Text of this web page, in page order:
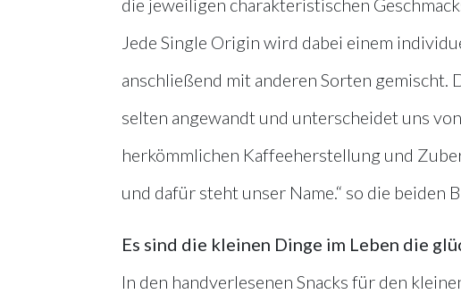
Jede Single Origin wird dabei einem
anschließend mit anderen Sorten
selten angewandt und unterscheidet uns
herkömmlichen Kaffeeherstellung und
und dafür steht unser Name.“ so die beiden
Es sind die kleinen Dinge im Leben die
In den handverlesenen Snacks für den